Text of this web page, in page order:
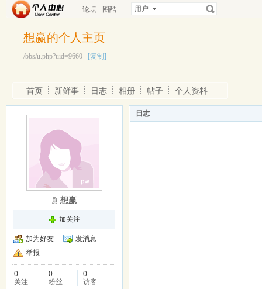
论坛 图酷 用户
想赢的个人主页
/bbs/u.php?uid=9660 [复制]
首页 新鲜事 日志 相册 帖子 个人资料
想赢
加关注
加为好友
发消息
举报
0
关注
0
粉丝
0
访客
日志